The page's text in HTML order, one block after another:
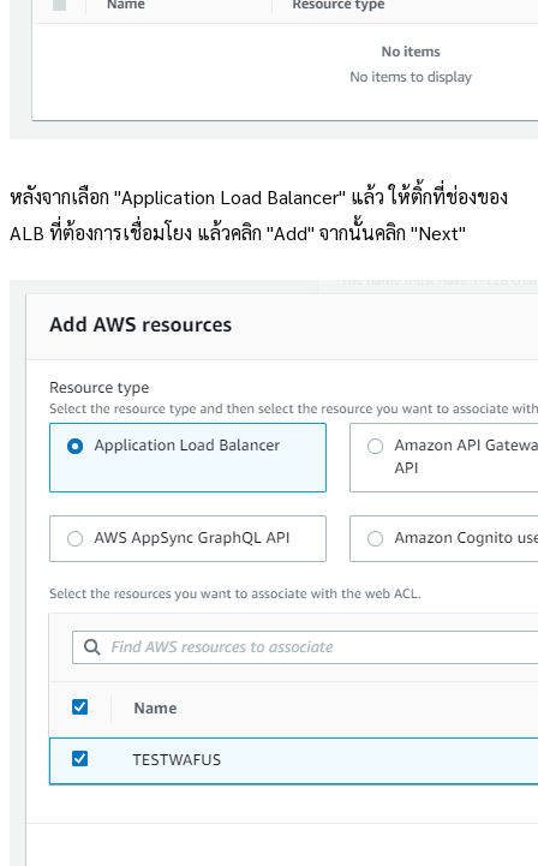
หลังจากเลือก "Application Load Balancer" แล้ว ให้ติ้กที่ช่องของ
ALB ที่ต้องการเชื่อมโยง แล้วคลิก "Add" จากนั้นคลิก "Next"